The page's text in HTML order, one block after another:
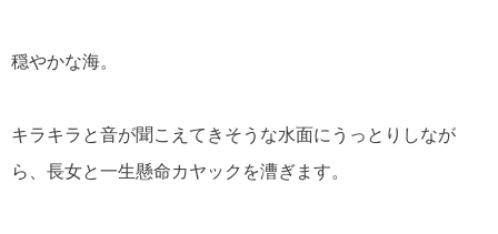
穏やかな海。
キラキラと音が聞こえてきそうな水面にうっとりしなが
ら、長女と一生懸命カヤックを漕ぎます。